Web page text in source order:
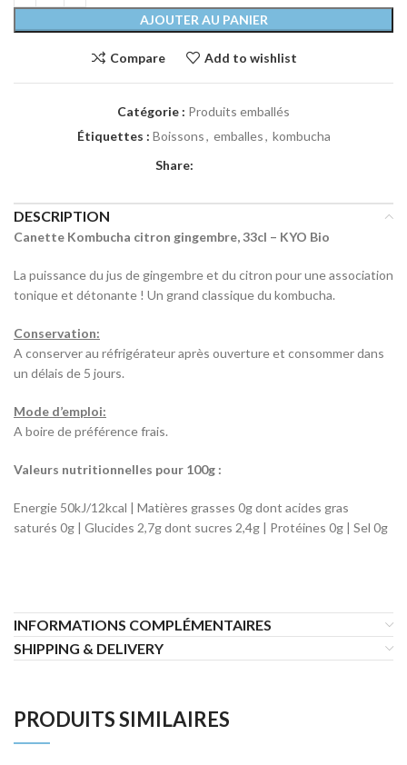
AJOUTER AU PANIER
Compare Add to wishlist
Catégorie : Produits emballés
Étiquettes : Boissons, emballes, kombucha
Share:
DESCRIPTION
Canette Kombucha citron gingembre, 33cl – KYO Bio
La puissance du jus de gingembre et du citron pour une association
tonique et détonante ! Un grand classique du kombucha.
Conservation:
A conserver au réfrigérateur après ouverture et consommer dans
un délais de 5 jours.
Mode d’emploi:
A boire de préférence frais.
Valeurs nutritionnelles pour 100g :
Energie 50kJ/12kcal | Matières grasses 0g dont acides gras
saturés 0g | Glucides 2,7g dont sucres 2,4g | Protéines 0g | Sel 0g
INFORMATIONS COMPLÉMENTAIRES
SHIPPING & DELIVERY
PRODUITS SIMILAIRES